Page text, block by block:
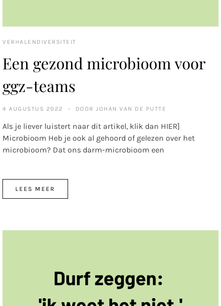
VERHALENDIVERSITEIT
Een gezond microbioom voor
ggz-teams
4 AUGUSTUS 2022 DOOR JOHAN VAN DE PUTTE
Als je liever luistert naar dit artikel, klik dan HIER]
Microbioom Heb je ook al gehoord of gelezen over het
microbioom? Dat ons darm-microbioom een
LEES MEER